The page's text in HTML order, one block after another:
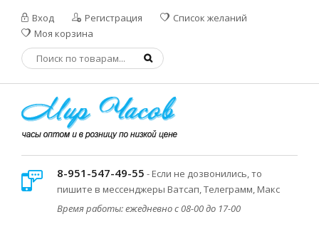
Вход Регистрация
Список желаний
Моя корзина
8-951-547-49-55 - Если не дозвонились, то
пишите в мессенджеры Ватсап, Телеграмм, Макс
Время работы: ежедневно с 08-00 до 17-00